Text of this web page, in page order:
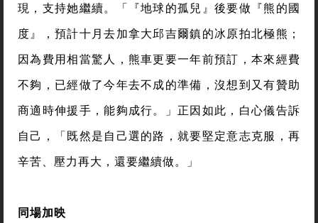
現，支持她繼續。「『地球的孤兒』後要做『熊的國
度』，預計十月去加拿大邱吉爾鎮的冰原拍北極熊；
因為費用相當驚人，熊車更要一年前預訂，本來經費
不夠，已經做了今年去不成的準備，沒想到又有贊助
商適時伸援手，能夠成行。」正因如此，白心儀告訴
自己，「既然是自己選的路，就要堅定意志克服，再
辛苦、壓力再大，還要繼續做。」
同場加映